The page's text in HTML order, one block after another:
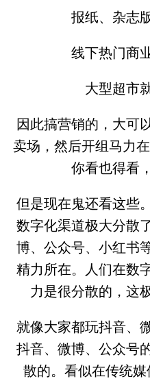
报纸、杂志
线下热门商
大型超市
因此搞营销的，大可
卖场，然后开组马力
你看也得看
但是现在鬼还看这些
数字化渠道极大分散
博、公众号、小红书
精力所在。人们在数
力是很分散的，这
就像大家都玩抖音、
抖音、微博、公众号
散的。看似在传统